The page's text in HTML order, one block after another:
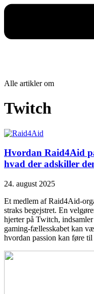
Alle artikler om
Twitch
Hvordan Raid4Aid
hvad der adskiller
24. august 2025
Et medlem af Raid4Aid-
straks begejstret. En
hjerter på Twitch,
gaming-fællesskabet kan
hvordan passion kan føre